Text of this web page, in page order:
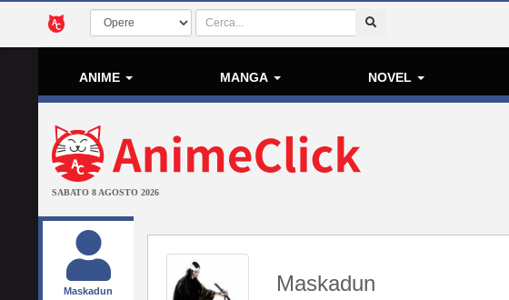
ANIME MANGA NOVEL
SABATO 8 AGOSTO 2026
Maskadun Maskadun